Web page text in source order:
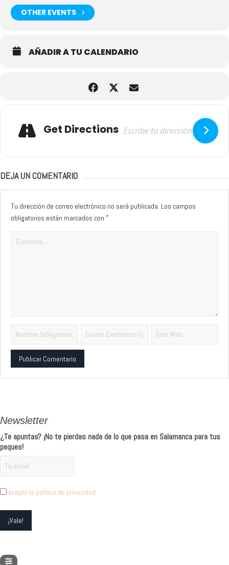
OTHER EVENTS
AÑADIR A TU CALENDARIO
Get Directions
DEJA UN COMENTARIO
Tu dirección de correo electrónico no será publicada. Los campos
obligatorios están marcados con *
Newsletter
¿Te apuntas? ¡No te pierdas nada de lo que pasa en Salamanca para tus
peques!
Acepto la política de privacidad